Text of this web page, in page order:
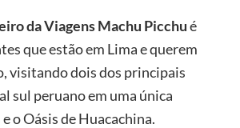
da Viagens Machu Picchué
que estão em Lima e querem
visitando dois dos principais
sul peruano em uma única
o Oásis de Huacachina.